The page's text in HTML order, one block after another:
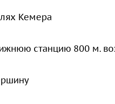
Кемера
станцию 800 м.